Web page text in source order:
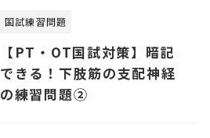
国試練習問題
【PT・OT国試対策】暗記
できる！下肢筋の支配神経
の練習問題②